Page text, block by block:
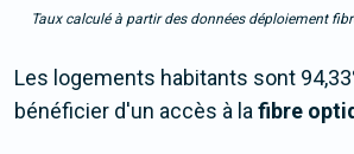
Taux calculé à partir des données déploiement
Les logements habitants sont
bénéficier d'un accès à lafibre